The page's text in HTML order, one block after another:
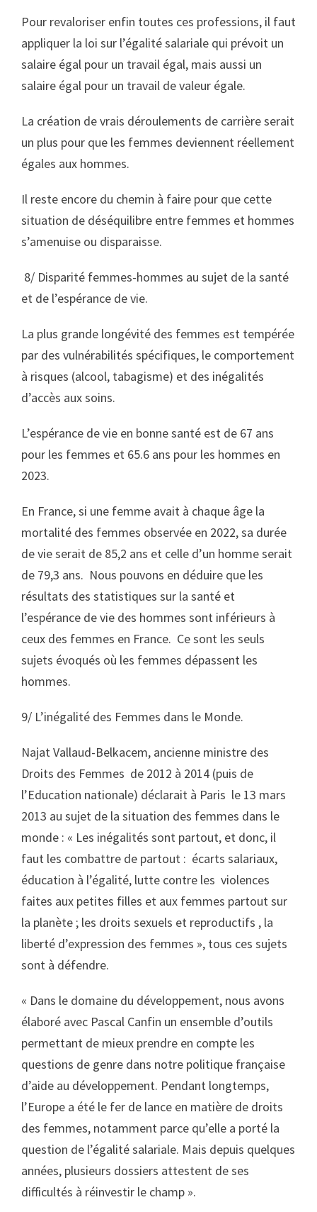
Pour revaloriser enfin toutes ces professions, il faut
appliquer la loi sur l’égalité salariale qui prévoit un
salaire égal pour un travail égal, mais aussi un
salaire égal pour un travail de valeur égale.
La création de vrais déroulements de carrière serait
un plus pour que les femmes deviennent réellement
égales aux hommes.
Il reste encore du chemin à faire pour que cette
situation de déséquilibre entre femmes et hommes
s’amenuise ou disparaisse.
8/ Disparité femmes-hommes au sujet de la santé
et de l’espérance de vie.
La plus grande longévité des femmes est tempérée
par des vulnérabilités spécifiques, le comportement
à risques (alcool, tabagisme) et des inégalités
d’accès aux soins.
L’espérance de vie en bonne santé est de 67 ans
pour les femmes et 65.6 ans pour les hommes en
2023.
En France, si une femme avait à chaque âge la
mortalité des femmes observée en 2022, sa durée
de vie serait de 85,2 ans et celle d’un homme serait
de 79,3 ans. Nous pouvons en déduire que les
résultats des statistiques sur la santé et
l’espérance de vie des hommes sont inférieurs à
ceux des femmes en France. Ce sont les seuls
sujets évoqués où les femmes dépassent les
hommes.
9/ L’inégalité des Femmes dans le Monde.
Najat Vallaud-Belkacem, ancienne ministre des
Droits des Femmes de 2012 à 2014 (puis de
l’Education nationale) déclarait à Paris le 13 mars
2013 au sujet de la situation des femmes dans le
monde : « Les inégalités sont partout, et donc, il
faut les combattre de partout : écarts salariaux,
éducation à l’égalité, lutte contre les violences
faites aux petites filles et aux femmes partout sur
la planète ; les droits sexuels et reproductifs , la
liberté d’expression des femmes », tous ces sujets
sont à défendre.
« Dans le domaine du développement, nous avons
élaboré avec Pascal Canfin un ensemble d’outils
permettant de mieux prendre en compte les
questions de genre dans notre politique française
d’aide au développement. Pendant longtemps,
l’Europe a été le fer de lance en matière de droits
des femmes, notamment parce qu’elle a porté la
question de l’égalité salariale. Mais depuis quelques
années, plusieurs dossiers attestent de ses
difficultés à réinvestir le champ ».